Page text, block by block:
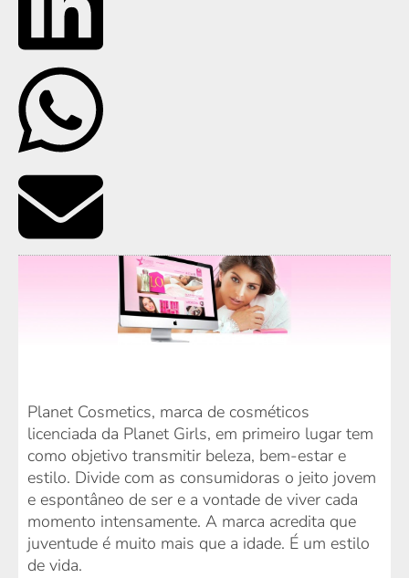
Planet Cosmetics, marca de cosméticos
licenciada da Planet Girls, em primeiro lugar tem
como objetivo transmitir beleza, bem-estar e
estilo. Divide com as consumidoras o jeito jovem
e espontâneo de ser e a vontade de viver cada
momento intensamente. A marca acredita que
juventude é muito mais que a idade. É um estilo
de vida.